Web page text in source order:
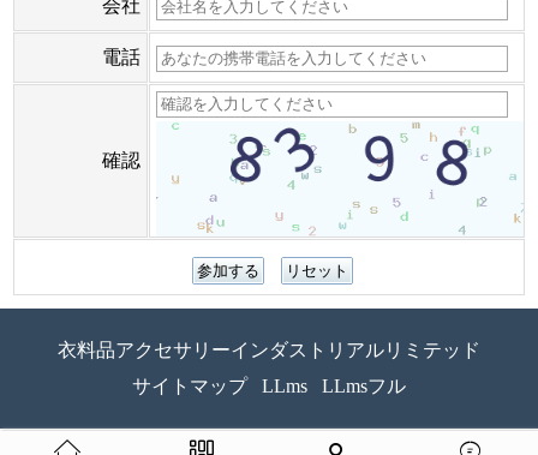
会社
電話
確認
衣料品アクセサリーインダストリアルリミテッド
サイトマップ
LLms LLmsフル